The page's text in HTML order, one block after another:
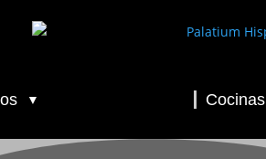
▼ Cocinas